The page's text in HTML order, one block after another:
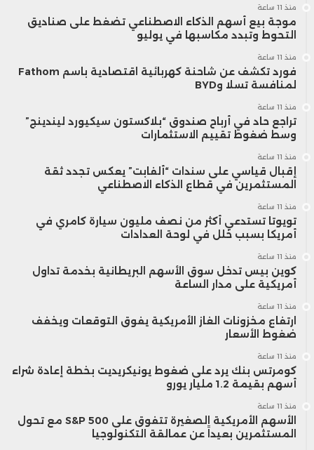
منذ 11 ساعة
موجة بيع أسهم الذكاء الاصطناعي تضغط على صناديق
التحوط وتبدد مكاسبها في يوليو
منذ 11 ساعة
فورد تكشف عن شاحنة كهربائية اقتصادية باسم Fathom
لمنافسة تسلا وBYD
منذ 11 ساعة
تراجع حاد في أرباح صندوق “بلاكستون سيكيورد ليندينج”
وسط ضغوط تقييم الاستثمارات
منذ 11 ساعة
إقبال قياسي على سندات “ألفابت” يعكس تجدد ثقة
المستثمرين في قطاع الذكاء الاصطناعي
منذ 11 ساعة
تويوتا تستدعي أكثر من نصف مليون سيارة كامري في
أمريكا بسبب خلل في لوحة العدادات
منذ 11 ساعة
كوين بيس تدخل سوق الأسهم البريطانية بخدمة تداول
أمريكية على مدار الساعة
منذ 11 ساعة
ارتفاع مخزونات الغاز الأمريكية يفوق التوقعات ويخفف
ضغوط الأسعار
منذ 11 ساعة
كومرتس بنك يرد على ضغوط يونيكريديت بخطة إعادة شراء
أسهم بقيمة 1.2 مليار يورو
منذ 11 ساعة
الأسهم الأمريكية الصغيرة تتفوق على S&P 500 مع تحول
المستثمرين بعيداً عن عمالقة التكنولوجيا